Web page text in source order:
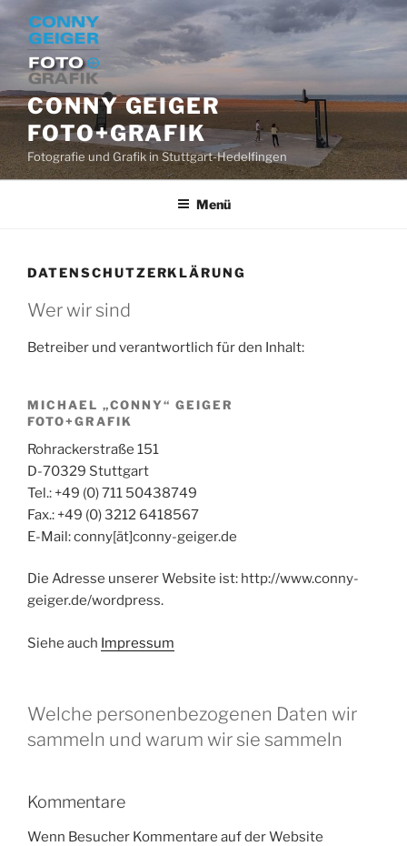
Inhalt
springen
CONNY GEIGER
FOTO+GRAFIK
Fotografie und Grafik in Stuttgart-Hedelfingen
Menü
DATENSCHUTZERKLÄRUNG
Wer wir sind
Betreiber und verantwortlich für den Inhalt:
MICHAEL „CONNY“ GEIGER
FOTO+GRAFIK
Rohrackerstraße 151
D-70329 Stuttgart
Tel.: +49 (0) 711 50438749
Fax.: +49 (0) 3212 6418567
E-Mail: conny[ät]conny-geiger.de
Die Adresse unserer Website ist: http://www.conny-
geiger.de/wordpress.
Siehe auch Impressum
Welche personenbezogenen Daten wir
sammeln und warum wir sie sammeln
Kommentare
Wenn Besucher Kommentare auf der Website